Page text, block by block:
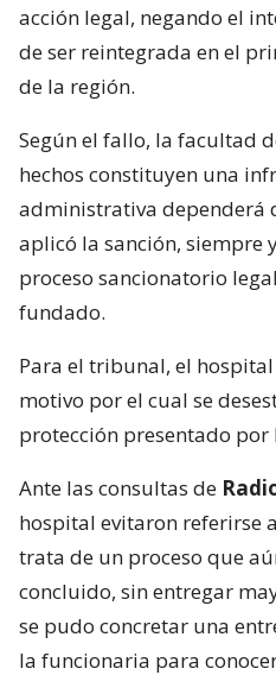
acción legal, negando el
de ser reintegrada en el
de la región.
Según el fallo, la facultad
hechos constituyen una
administrativa dependerá
aplicó la sanción, siempre
proceso sancionatorio
fundado.
Para el tribunal, el
motivo por el cual se
protección presentado por
Ante las consultas de
hospital evitaron referirse
trata de un proceso que
concluido, sin entregar
se pudo concretar una
la funcionaria para